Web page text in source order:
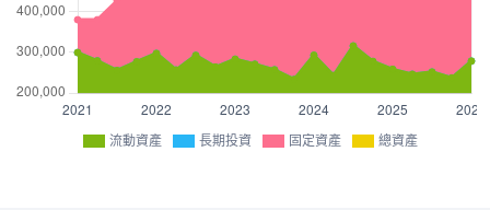
流動資產 長期投資 固定資產 總資產